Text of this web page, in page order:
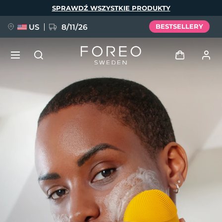
SPRAWDŹ WSZYSTKIE PRODUKTY
US 8/11/26 BESTSELLERY
Profil użytkownika
Moje urządzenia
Moje zamówienia
Moje adresy
Moje subskrypcje
NOWOŚĆ
FAQ™ Pure Beauty-Tech Elixir
BREAKING NEWS
issa™ Teeth Whitening Set
Język
English Deutsch
Español
Français
Italiano
Português
Svenska
Русский
Türkçe
简体中文 繁體中文